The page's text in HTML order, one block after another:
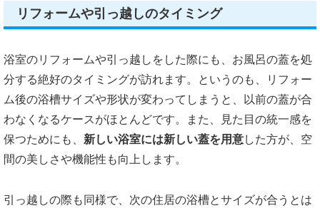
リフォームや引っ越しのタイミング
浴室のリフォームや引っ越しをした際にも、お風呂の蓋を処
分する絶好のタイミングが訪れます。というのも、リフォー
ム後の浴槽サイズや形状が変わってしまうと、以前の蓋が合
わなくなるケースがほとんどです。また、見た目の統一感を
保つためにも、 新しい浴室には新しい蓋を用意した方が、空
間の美しさや機能性も向上します。
引っ越しの際も同様で、次の住居の浴槽とサイズが合うとは